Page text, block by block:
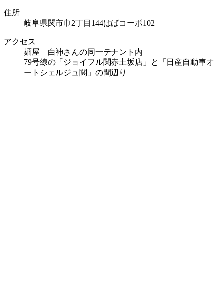
住所
岐阜県関市巾2丁目144はばコーポ102
アクセス
麺屋 白神さんの同一テナント内
79号線の「ジョイフル関赤土坂店」と「日産自動車オ
ートシェルジュ関」の間辺り